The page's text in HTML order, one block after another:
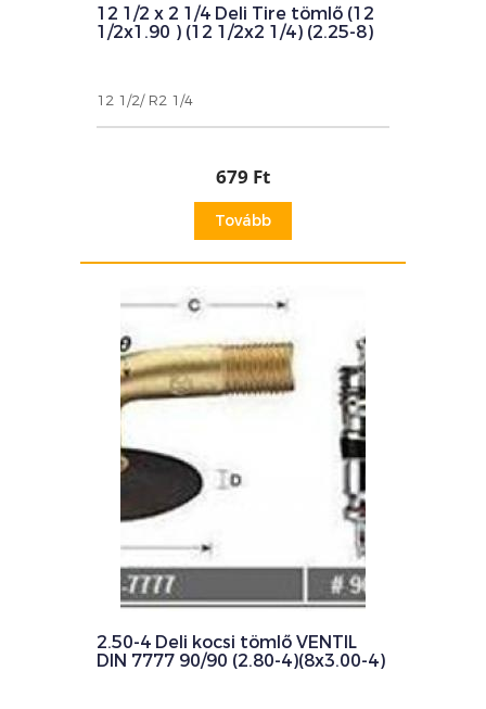
12 1/2 x 2 1/4 Deli Tire tömlő (12
1/2x1.90 ) (12 1/2x2 1/4) (2.25-8)
12 1/2/ R2 1/4
679 Ft
Tovább
2.50-4 Deli kocsi tömlő VENTIL
DIN 7777 90/90 (2.80-4)(8x3.00-4)